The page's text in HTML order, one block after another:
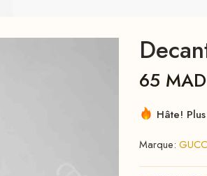
65 MAD
Hâte!
Marque: